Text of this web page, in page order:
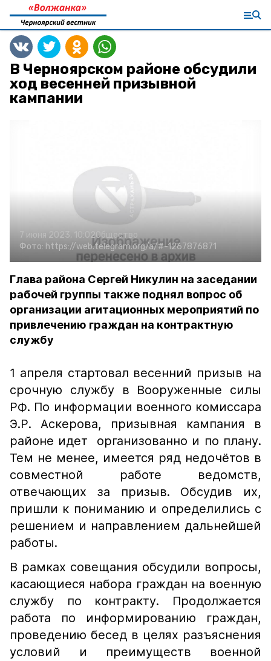
В Черноярском районе обсудили
ход весенней призывной
кампании
7 июня 2023, 10:02Общество
Фото: https://web.telegram.org/a/#-1267876871
Глава района Сергей Никулин на заседании
рабочей группы также поднял вопрос об
организации агитационных мероприятий по
привлечению граждан на контрактную
службу
1 апреля стартовал весенний призыв на
срочную службу в Вооруженные силы
РФ. По информации военного комиссара
Э.Р. Аскерова, призывная кампания в
районе идет организованно и по плану.
Тем не менее, имеется ряд недочётов в
совместной работе ведомств,
отвечающих за призыв. Обсудив их,
пришли к пониманию и определились с
решением и направлением дальнейшей
работы.
В рамках совещания обсудили вопросы,
касающиеся набора граждан на военную
службу по контракту. Продолжается
работа по информированию граждан,
проведению бесед в целях разъяснения
условий и преимуществ военной